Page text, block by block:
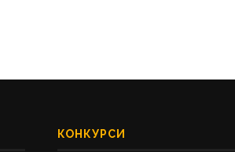
КОНКУРСИ